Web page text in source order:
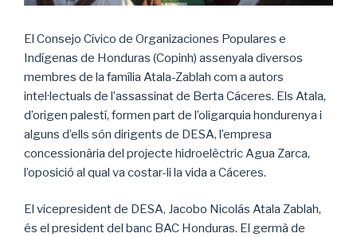
El Consejo Cívico de Organizaciones Populares e
Indígenas de Honduras (Copinh) assenyala diversos
membres de la família Atala-Zablah com a autors
intel·lectuals de l’assassinat de Berta Cáceres. Els Atala,
d’origen palestí, formen part de l’oligarquia hondurenya i
alguns d’ells són dirigents de DESA, l’empresa
concessionària del projecte hidroelèctric Agua Zarca,
l’oposició al qual va costar-li la vida a Cáceres.
El vicepresident de DESA, Jacobo Nicolás Atala Zablah,
és el president del banc BAC Honduras. El germà de